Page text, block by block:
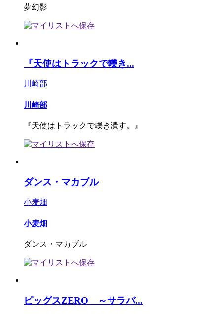
夢幻影
『天使はトラックで轢き...
川崎部
川崎部
『天使はトラックで轢き潰す。』
ダンス・マカブル
小麦畑
小麦畑
ダンス・マカブル
ピッグスZERO ～サラバ...